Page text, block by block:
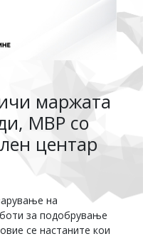
маржата
МВР со
центар
на
за подобрување
се настаните кои